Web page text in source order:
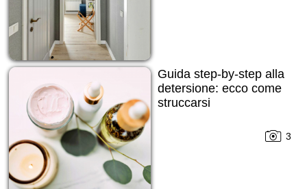
Guida step-by-step alla
detersione: ecco come
struccarsi
3